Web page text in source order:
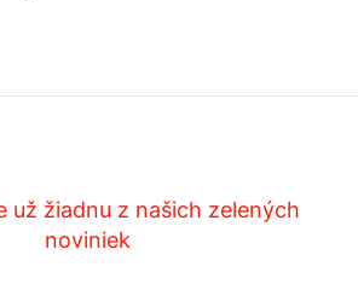
už žiadnu z našich zelených
noviniek